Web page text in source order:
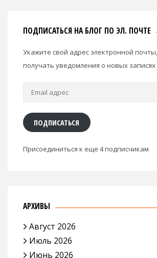
ПОДПИСАТЬСЯ НА БЛОГ ПО ЭЛ. ПОЧТЕ
Укажите свой адрес электронной
получать уведомления о новых записях
Email
ПОДПИСАТЬСЯ
Присоединиться к еще 4 подписчикам
АРХИВЫ
Август 2026
Июль 2026
Июнь 2026